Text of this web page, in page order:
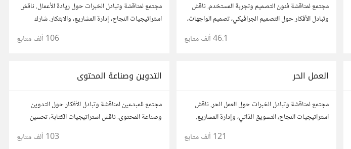
مجتمع لمناقشة فنون التصميم وتجربة المستخدم. ناقش
وتبادل الأفكار حول التصميم الجرافيكي، تصميم الواجهات،
وقابلية الاستخدام. شارك أفكارك وأسئلتك، وتواصل مع
مصممين ومتخصصين في تحسين تجربة المستخدم.
46.1 ألف متابع
مجتمع لمناقشة وتبادل الخبرات حول ريادة الأعمال. ناقش
استراتيجيات النجاح، إدارة المشاريع، والابتكار. شارك
أفكارك، قصص نجاحك، وأسئلتك، وتواصل مع رواد أعمال
106 ألف متابع
العمل الحر
مجتمع لمناقشة وتبادل الخبرات حول العمل الحر. ناقش
استراتيجيات النجاح، التسويق الذاتي، وإدارة المشاريع.
شارك قصصك، نصائحك، وأسئلتك، وتواصل مع محترفين
121 ألف متابع
التدوين وصناعة المحتوى
مجتمع للمبدعين لمناقشة وتبادل الأفكار حول التدوين
وصناعة المحتوى. ناقش استراتيجيات الكتابة، تحسين
محركات البحث، وإنتاج المحتوى المرئي والمسموع. شارك
أفكارك وأسئلتك، وتواصل مع كتّاب ومبدعين آخرين.
103 ألف متابع